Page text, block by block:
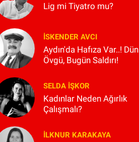
Lig mi Tiyatro mu?
İSKENDER AVCI
Aydın'da Hafıza Var..! Dün
Övgü, Bugün Saldırı!
SELDA İŞKOR
Kadınlar Neden Ağırlık
Çalışmalı?
İLKNUR KARAKAYA